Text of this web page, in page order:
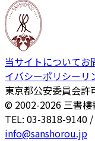
当サイトについてお
イバシーポリシー リ
東京都公安委員会
© 2002-2026 三書
TEL: 03-3818-9140
info@sanshorou.jp